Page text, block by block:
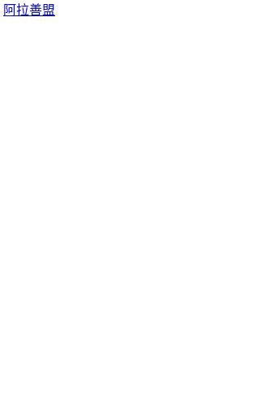
阿拉善盟